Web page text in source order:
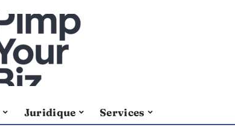
Juridique Services